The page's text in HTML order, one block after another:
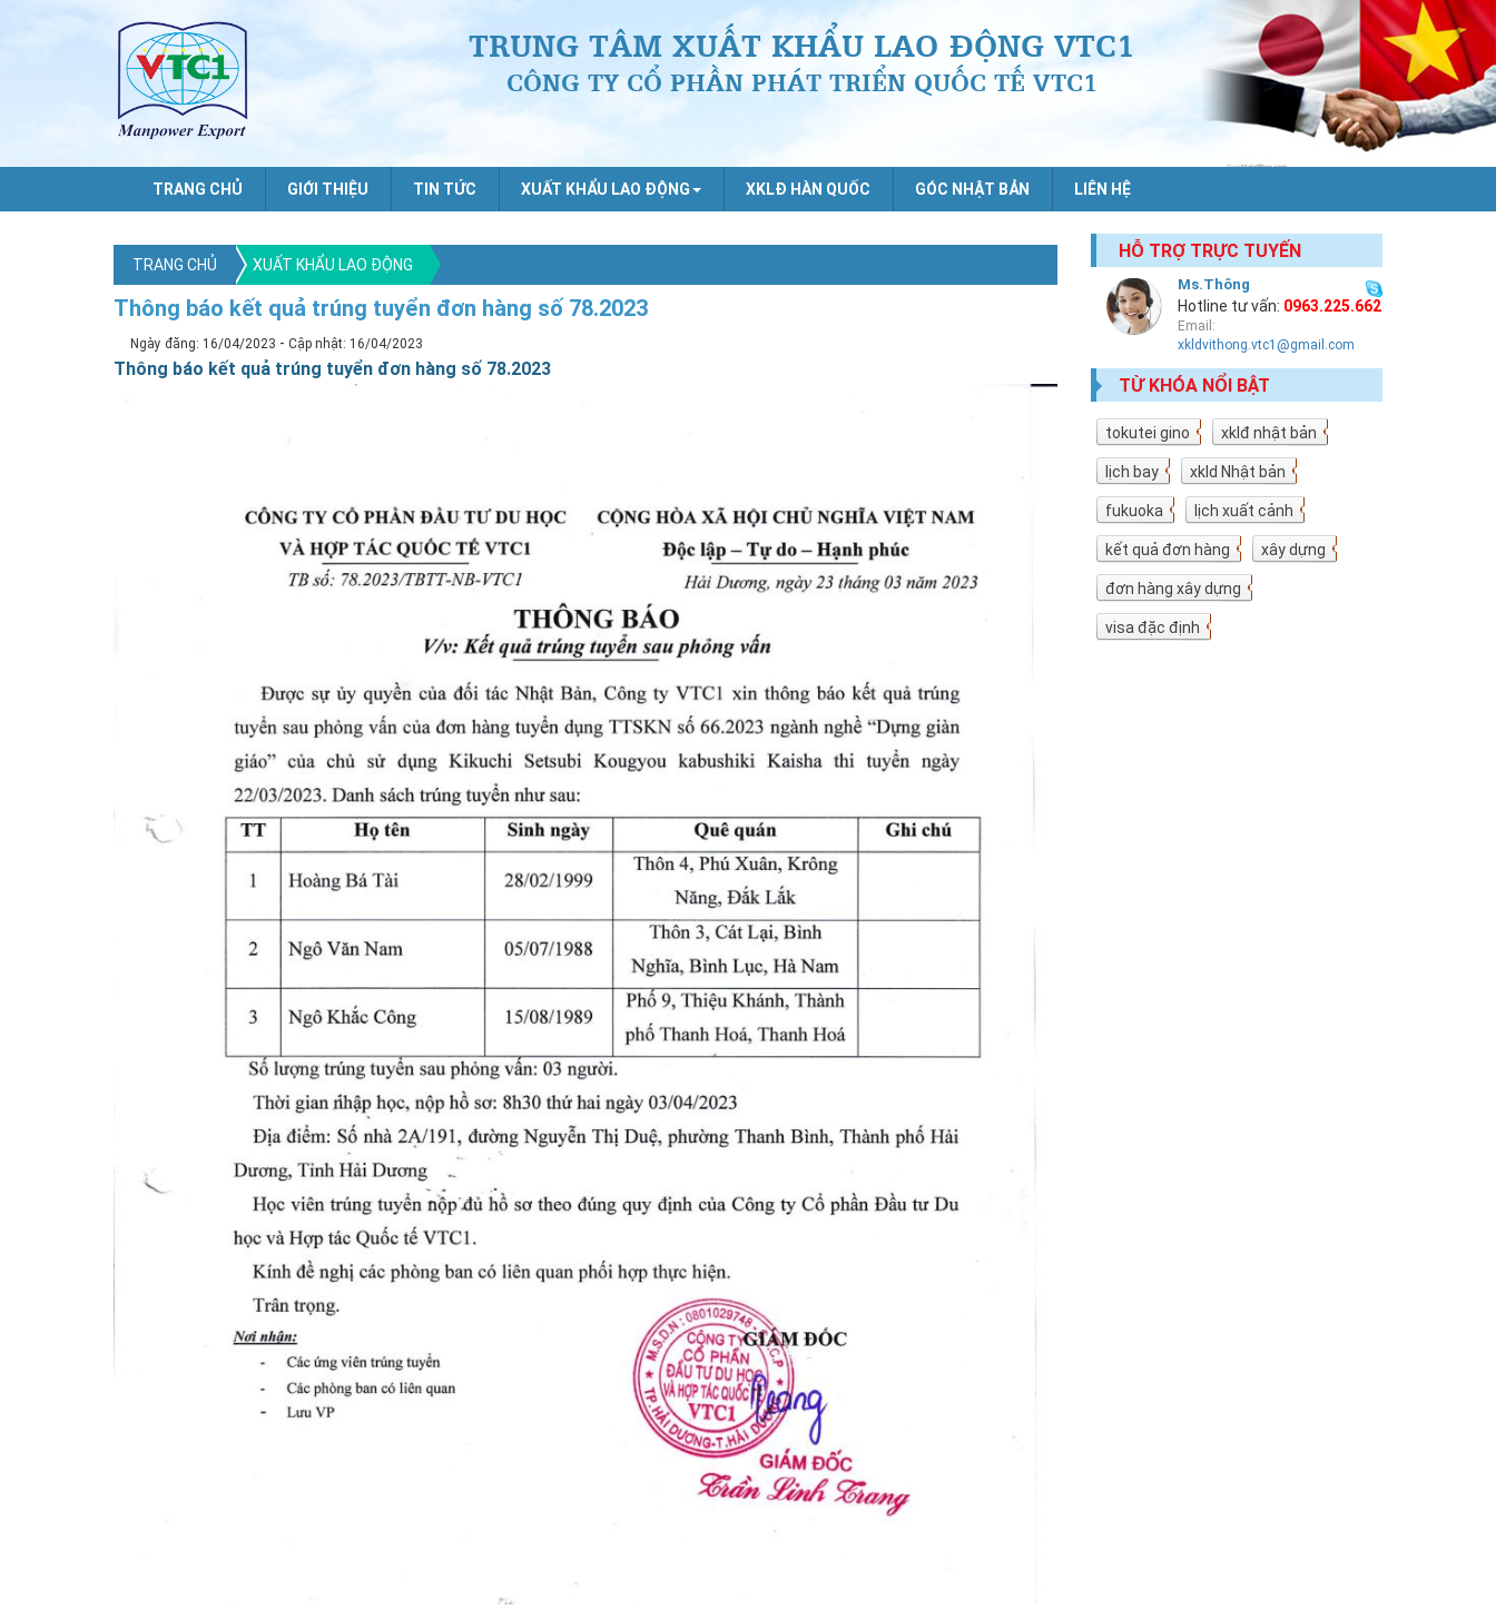
TRUNG TÂM XUẤT KHẨU LAO ĐỘNG VTC1
CÔNG TY CỔ PHẦN PHÁT TRIỂN QUỐC TẾ VTC1
TRANG CHỦ GIỚI THIỆU TIN TỨC XUẤT KHẨU LAO ĐỘNG XKLĐ HÀN QUỐC GÓC NHẬT BẢN LIÊN HỆ
TRANG CHỦ XUẤT KHẨU LAO ĐỘNG
Thông báo kết quả trúng tuyển đơn hàng số 78.2023
Ngày đăng: 16/04/2023 - Cập nhật: 16/04/2023
Thông báo kết quả trúng tuyển đơn hàng số 78.2023
HỖ TRỢ TRỰC TUYẾN
Ms.Thông
Hotline tư vấn: 0963.225.662
Email:
xkldvithong.vtc1@gmail.com
TỪ KHÓA NỔI BẬT
tokutei gino
19 xklđ nhật bản
18
lịch bay
10 xkld Nhật bản
9
fukuoka
7 lịch xuất cảnh
7
kết quả đơn hàng
5 xây dựng
4
đơn hàng xây dựng
4
visa đặc định
3